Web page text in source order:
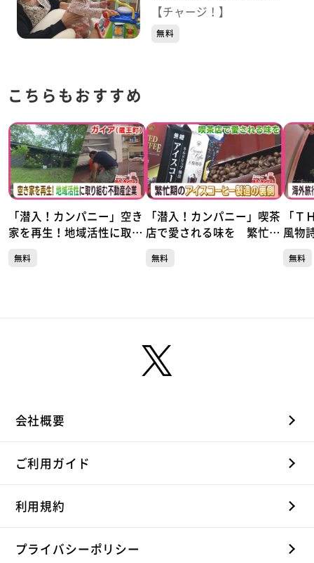
両親の思い
【チャージ！】
無料
こちらもおすすめ
「潜入！カンパニー」空き
家を再生！地域活性に取り
無料
「潜入！カンパニー」喫茶
店で愛される味を 繁忙
現場 服部コーヒーフーズ
無料
「Ｔ
風物
無料
会社概要
ご利用ガイド
利用規約
プライバシーポリシー